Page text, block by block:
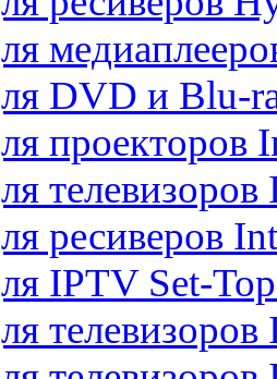
DVD и Blu-
проекторов
ресиверов
IPTV Set-
телевизоров